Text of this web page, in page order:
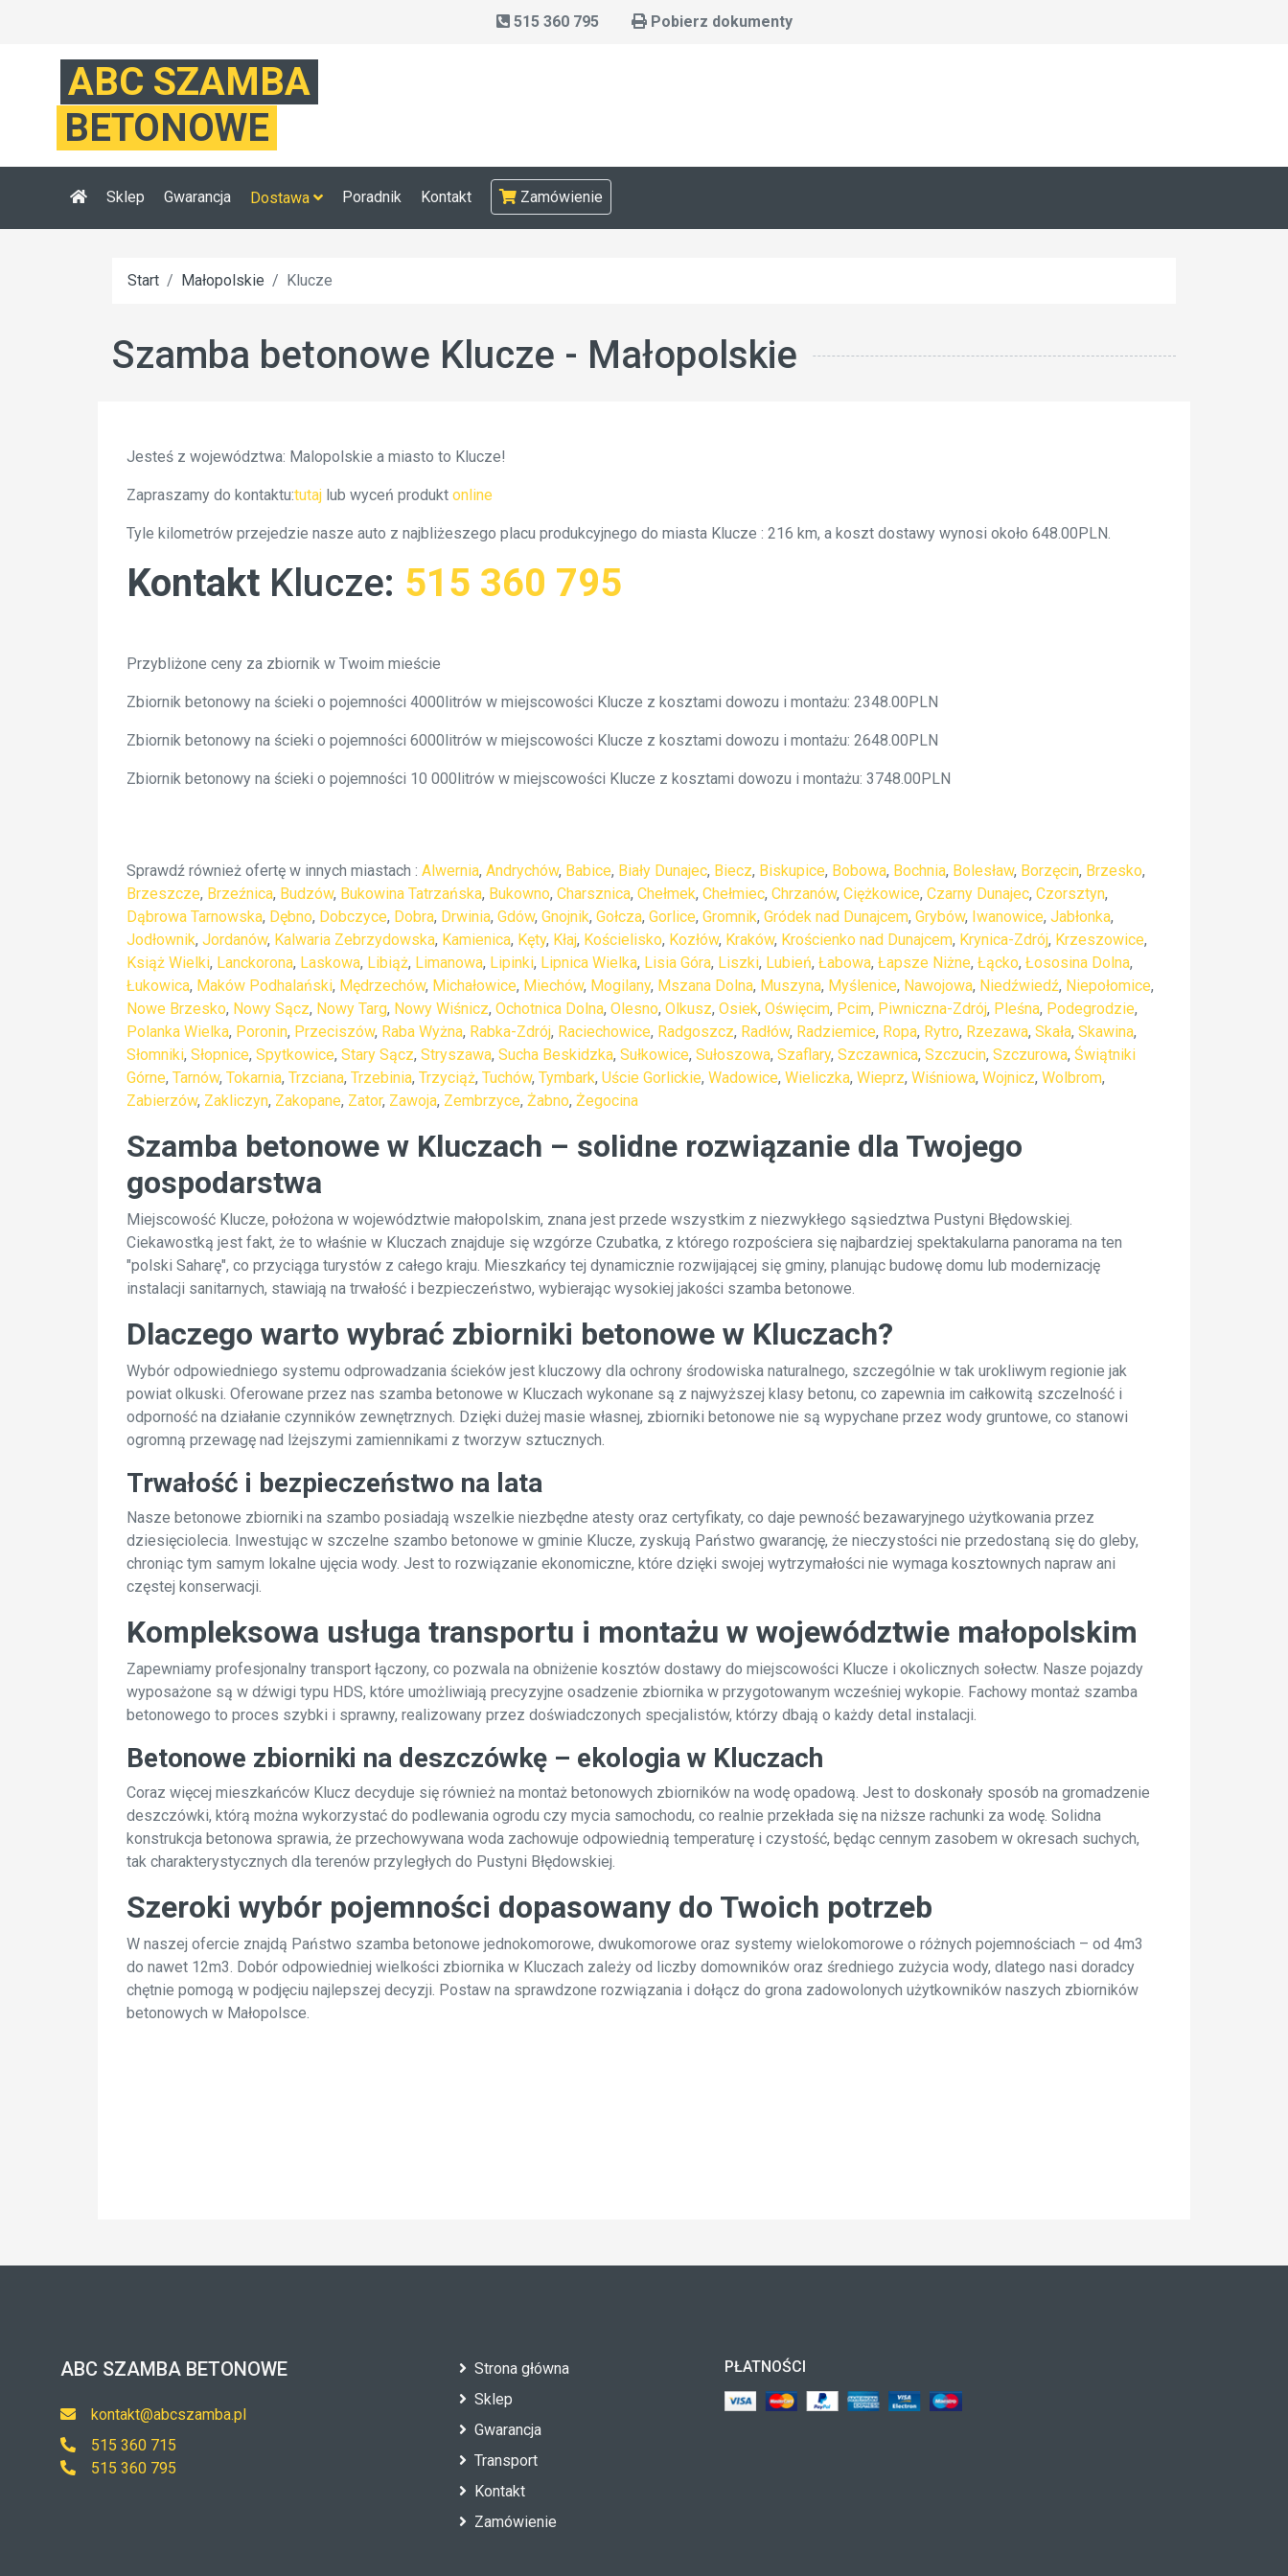
515 360 795 Pobierz dokumenty
ABC SZAMBA
BETONOWE
Sklep Gwarancja Dostawa Poradnik Kontakt Zamówienie
Start Małopolskie Klucze
Szamba betonowe Klucze - Małopolskie
Jesteś z województwa: Malopolskie a miasto to Klucze!
Zapraszamy do kontaktu:tutaj lub wyceń produkt online
Tyle kilometrów przejedzie nasze auto z najbliżeszego placu produkcyjnego do miasta Klucze : 216 km, a koszt dostawy wynosi około 648.00PLN.
Kontakt Klucze: 515 360 795
Przybliżone ceny za zbiornik w Twoim mieście
Zbiornik betonowy na ścieki o pojemności 4000litrów w miejscowości Klucze z kosztami dowozu i montażu: 2348.00PLN
Zbiornik betonowy na ścieki o pojemności 6000litrów w miejscowości Klucze z kosztami dowozu i montażu: 2648.00PLN
Zbiornik betonowy na ścieki o pojemności 10 000litrów w miejscowości Klucze z kosztami dowozu i montażu: 3748.00PLN
Sprawdź również ofertę w innych miastach : Alwernia, Andrychów, Babice, Biały Dunajec, Biecz, Biskupice, Bobowa, Bochnia, Bolesław, Borzęcin, Brzesko,
Brzeszcze, Brzeźnica, Budzów, Bukowina Tatrzańska, Bukowno, Charsznica, Chełmek, Chełmiec, Chrzanów, Ciężkowice, Czarny Dunajec, Czorsztyn,
Dąbrowa Tarnowska, Dębno, Dobczyce, Dobra, Drwinia, Gdów, Gnojnik, Gołcza, Gorlice, Gromnik, Gródek nad Dunajcem, Grybów, Iwanowice, Jabłonka,
Jodłownik, Jordanów, Kalwaria Zebrzydowska, Kamienica, Kęty, Kłaj, Kościelisko, Kozłów, Kraków, Krościenko nad Dunajcem, Krynica-Zdrój, Krzeszowice,
Książ Wielki, Lanckorona, Laskowa, Libiąż, Limanowa, Lipinki, Lipnica Wielka, Lisia Góra, Liszki, Lubień, Łabowa, Łapsze Niżne, Łącko, Łososina Dolna,
Łukowica, Maków Podhalański, Mędrzechów, Michałowice, Miechów, Mogilany, Mszana Dolna, Muszyna, Myślenice, Nawojowa, Niedźwiedź, Niepołomice,
Nowe Brzesko, Nowy Sącz, Nowy Targ, Nowy Wiśnicz, Ochotnica Dolna, Olesno, Olkusz, Osiek, Oświęcim, Pcim, Piwniczna-Zdrój, Pleśna, Podegrodzie,
Polanka Wielka, Poronin, Przeciszów, Raba Wyżna, Rabka-Zdrój, Raciechowice, Radgoszcz, Radłów, Radziemice, Ropa, Rytro, Rzezawa, Skała, Skawina,
Słomniki, Słopnice, Spytkowice, Stary Sącz, Stryszawa, Sucha Beskidzka, Sułkowice, Sułoszowa, Szaflary, Szczawnica, Szczucin, Szczurowa, Świątniki
Górne, Tarnów, Tokarnia, Trzciana, Trzebinia, Trzyciąż, Tuchów, Tymbark, Uście Gorlickie, Wadowice, Wieliczka, Wieprz, Wiśniowa, Wojnicz, Wolbrom,
Zabierzów, Zakliczyn, Zakopane, Zator, Zawoja, Zembrzyce, Żabno, Żegocina
Szamba betonowe w Kluczach – solidne rozwiązanie dla Twojego
gospodarstwa
Miejscowość Klucze, położona w województwie małopolskim, znana jest przede wszystkim z niezwykłego sąsiedztwa Pustyni Błędowskiej.
Ciekawostką jest fakt, że to właśnie w Kluczach znajduje się wzgórze Czubatka, z którego rozpościera się najbardziej spektakularna panorama na ten
"polski Saharę", co przyciąga turystów z całego kraju. Mieszkańcy tej dynamicznie rozwijającej się gminy, planując budowę domu lub modernizację
instalacji sanitarnych, stawiają na trwałość i bezpieczeństwo, wybierając wysokiej jakości szamba betonowe.
Dlaczego warto wybrać zbiorniki betonowe w Kluczach?
Wybór odpowiedniego systemu odprowadzania ścieków jest kluczowy dla ochrony środowiska naturalnego, szczególnie w tak urokliwym regionie jak
powiat olkuski. Oferowane przez nas szamba betonowe w Kluczach wykonane są z najwyższej klasy betonu, co zapewnia im całkowitą szczelność i
odporność na działanie czynników zewnętrznych. Dzięki dużej masie własnej, zbiorniki betonowe nie są wypychane przez wody gruntowe, co stanowi
ogromną przewagę nad lżejszymi zamiennikami z tworzyw sztucznych.
Trwałość i bezpieczeństwo na lata
Nasze betonowe zbiorniki na szambo posiadają wszelkie niezbędne atesty oraz certyfikaty, co daje pewność bezawaryjnego użytkowania przez
dziesięciolecia. Inwestując w szczelne szambo betonowe w gminie Klucze, zyskują Państwo gwarancję, że nieczystości nie przedostaną się do gleby,
chroniąc tym samym lokalne ujęcia wody. Jest to rozwiązanie ekonomiczne, które dzięki swojej wytrzymałości nie wymaga kosztownych napraw ani
częstej konserwacji.
Kompleksowa usługa transportu i montażu w województwie małopolskim
Zapewniamy profesjonalny transport łączony, co pozwala na obniżenie kosztów dostawy do miejscowości Klucze i okolicznych sołectw. Nasze pojazdy
wyposażone są w dźwigi typu HDS, które umożliwiają precyzyjne osadzenie zbiornika w przygotowanym wcześniej wykopie. Fachowy montaż szamba
betonowego to proces szybki i sprawny, realizowany przez doświadczonych specjalistów, którzy dbają o każdy detal instalacji.
Betonowe zbiorniki na deszczówkę – ekologia w Kluczach
Coraz więcej mieszkańców Klucz decyduje się również na montaż betonowych zbiorników na wodę opadową. Jest to doskonały sposób na gromadzenie
deszczówki, którą można wykorzystać do podlewania ogrodu czy mycia samochodu, co realnie przekłada się na niższe rachunki za wodę. Solidna
konstrukcja betonowa sprawia, że przechowywana woda zachowuje odpowiednią temperaturę i czystość, będąc cennym zasobem w okresach suchych,
tak charakterystycznych dla terenów przyległych do Pustyni Błędowskiej.
Szeroki wybór pojemności dopasowany do Twoich potrzeb
W naszej ofercie znajdą Państwo szamba betonowe jednokomorowe, dwukomorowe oraz systemy wielokomorowe o różnych pojemnościach – od 4m3
do nawet 12m3. Dobór odpowiedniej wielkości zbiornika w Kluczach zależy od liczby domowników oraz średniego zużycia wody, dlatego nasi doradcy
chętnie pomogą w podjęciu najlepszej decyzji. Postaw na sprawdzone rozwiązania i dołącz do grona zadowolonych użytkowników naszych zbiorników
betonowych w Małopolsce.
ABC SZAMBA BETONOWE
kontakt@abcszamba.pl
515 360 715
515 360 795
Strona główna
Sklep
Gwarancja
Transport
Kontakt
Zamówienie
PŁATNOŚCI